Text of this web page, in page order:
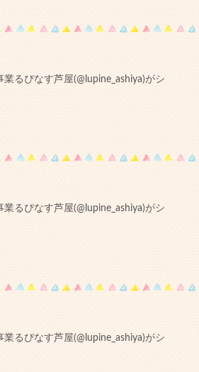
るぴなす芦屋(@lupine_ashiya)がシ
るぴなす芦屋(@lupine_ashiya)がシ
るぴなす芦屋(@lupine_ashiya)がシ